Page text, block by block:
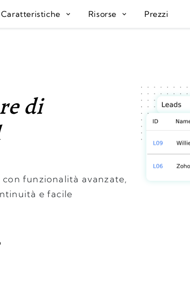
Caratteristiche Risorse Prezzi
di
funzionalità avanzate,
e facile